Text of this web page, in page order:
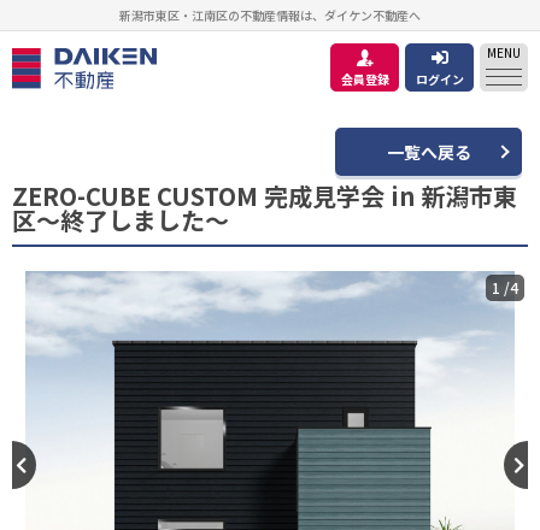
新潟市東区・江南区の不動産情報は、ダイケン不動産へ
会員登録 ログイン
MENU
一覧へ戻る
ZERO-CUBE CUSTOM 完成見学会 in 新潟市東
区～終了しました～
1 /4